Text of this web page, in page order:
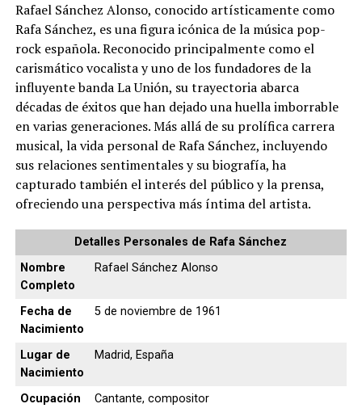
Rafael Sánchez Alonso, conocido artísticamente como
Rafa Sánchez, es una figura icónica de la música pop-
rock española. Reconocido principalmente como el
carismático vocalista y uno de los fundadores de la
influyente banda La Unión, su trayectoria abarca
décadas de éxitos que han dejado una huella imborrable
en varias generaciones. Más allá de su prolífica carrera
musical, la vida personal de Rafa Sánchez, incluyendo
sus relaciones sentimentales y su biografía, ha
capturado también el interés del público y la prensa,
ofreciendo una perspectiva más íntima del artista.
Detalles Personales de Rafa Sánchez
Nombre
Completo
Rafael Sánchez Alonso
Fecha de
Nacimiento
5 de noviembre de 1961
Lugar de
Nacimiento
Madrid, España
Ocupación
Cantante, compositor